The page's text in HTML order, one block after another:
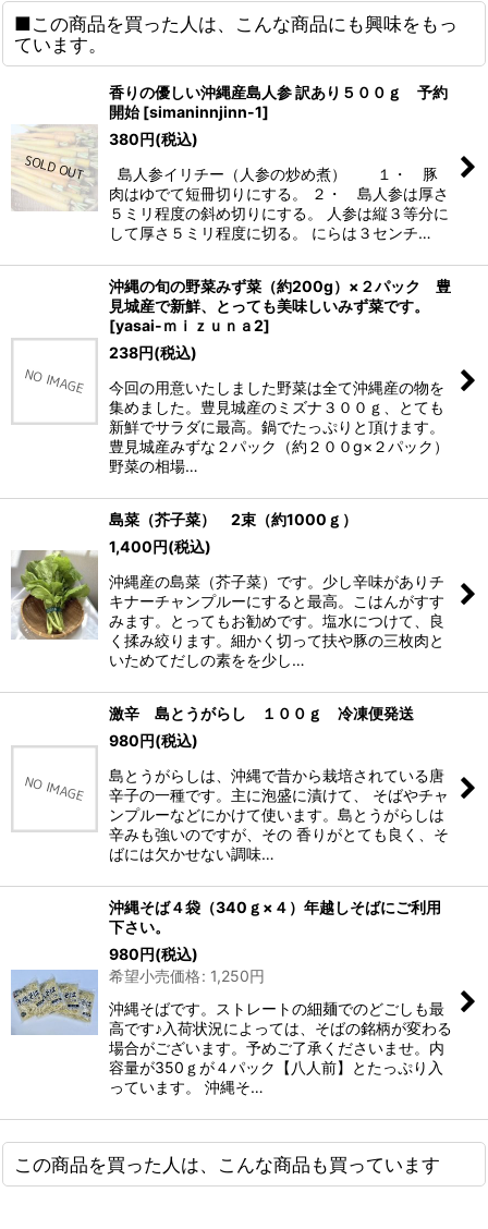
■この商品を買った人は、こんな商品にも興味をもっ
ています。
香りの優しい沖縄産島人参 訳あり５００ｇ 予約
開始 [simaninnjinn-1]
380円(税込)
島人参イリチー（人参の炒め煮） １・ 豚
肉はゆでて短冊切りにする。 ２・ 島人参は厚さ
５ミリ程度の斜め切りにする。 人参は縦３等分に
して厚さ５ミリ程度に切る。 にらは３センチ…
沖縄の旬の野菜みず菜（約200g）×２パック 豊
見城産で新鮮、とっても美味しいみず菜です。
[yasai-ｍｉｚｕｎａ2]
238円(税込)
今回の用意いたしました野菜は全て沖縄産の物を
集めました。豊見城産のミズナ３００ｇ、とても
新鮮でサラダに最高。鍋でたっぷりと頂けます。
豊見城産みずな２パック（約２００g×２パック）
野菜の相場…
島菜（芥子菜） 2束（約1000ｇ）
1,400円(税込)
沖縄産の島菜（芥子菜）です。少し辛味がありチ
キナーチャンプルーにすると最高。こはんがすす
みます。とってもお勧めです。塩水につけて、良
く揉み絞ります。細かく切って扶や豚の三枚肉と
いためてだしの素をを少し…
激辛 島とうがらし １００ｇ 冷凍便発送
980円(税込)
島とうがらしは、沖縄で昔から栽培されている唐
辛子の一種です。主に泡盛に漬けて、 そばやチャ
ンプルーなどにかけて使います。島とうがらしは
辛みも強いのですが、その 香りがとても良く、そ
ばには欠かせない調味…
沖縄そば４袋（340ｇ×４）年越しそばにご利用
下さい。
980円(税込)
希望小売価格: 1,250円
沖縄そばです。ストレートの細麺でのどごしも最
高です♪入荷状況によっては、そばの銘柄が変わる
場合がございます。予めご了承くださいませ。内
容量が350ｇが４パック【八人前】とたっぷり入
っています。 沖縄そ…
この商品を買った人は、こんな商品も買っています